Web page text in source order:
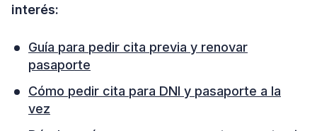
interés:
Guía para pedir cita previa y renovar
pasaporte
Cómo pedir cita para DNI y pasaporte a la
vez